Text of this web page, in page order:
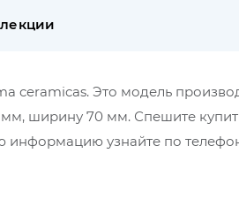
ceramicas. Это модель
ширину 70 мм. Спешите
информацию узнайте по